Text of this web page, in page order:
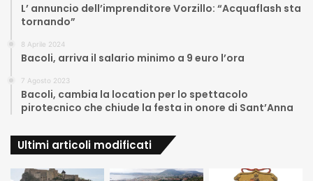
L’ annuncio dell’imprenditore Vorzillo: “Acquaflash sta
tornando”
8 Aprile 2024
Bacoli, arriva il salario minimo a 9 euro l’ora
7 Agosto 2023
Bacoli, cambia la location per lo spettacolo
pirotecnico che chiude la festa in onore di Sant’Anna
Ultimi articoli modificati